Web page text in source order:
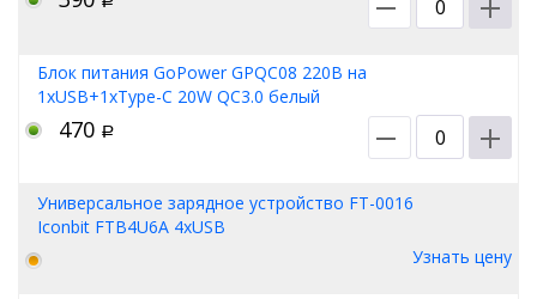
Блок питания GoPower GPQC08 220В на
1xUSB+1xType-C 20W QC3.0 белый
470 Р
Универсальное зарядное устройство FT-0016
Iconbit FTB4U6A 4xUSB
Узнать цену